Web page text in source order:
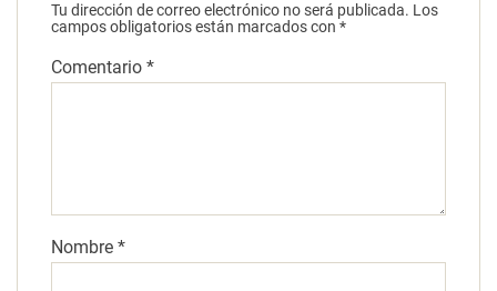
Tu dirección de correo electrónico no será publicada. Los
campos obligatorios están marcados con *
Comentario *
Nombre *